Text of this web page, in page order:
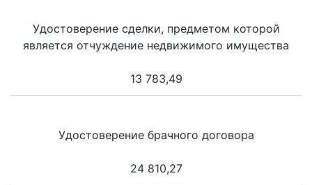
Удостоверение сделки, предметом которой
является отчуждение недвижимого имущества
13 783,49
Удостоверение брачного договора
24 810,27